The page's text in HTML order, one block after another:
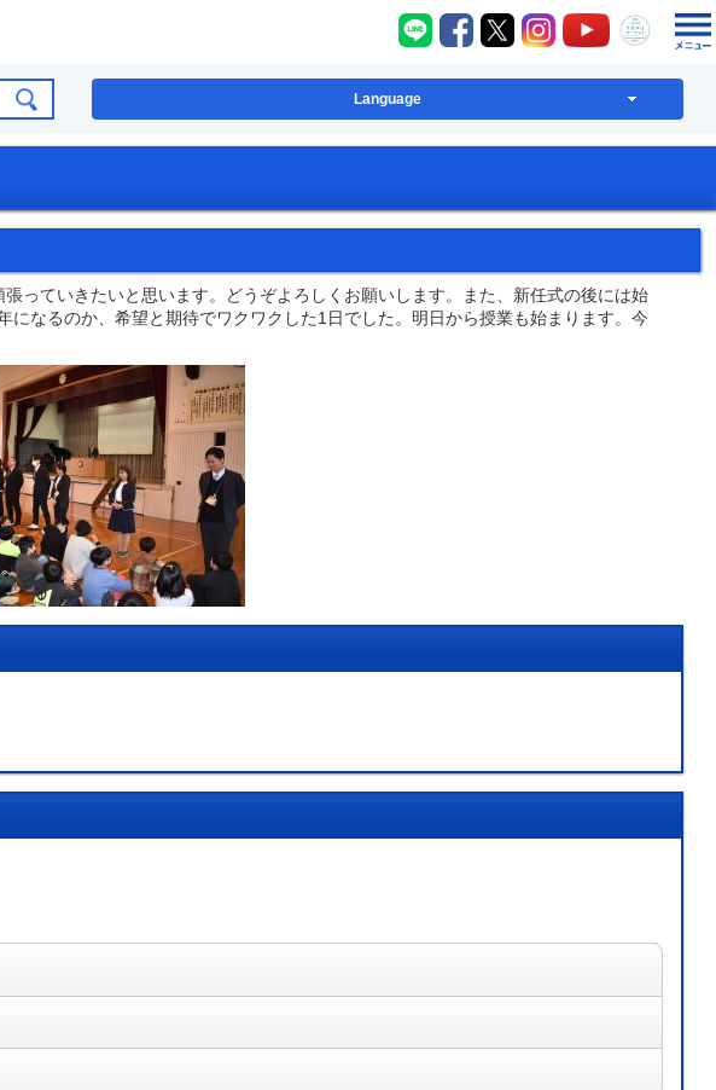
八千代町LINE
八千代町Facebook
八千代町X八千代町Instagram
八千代町八千代
Language
っていきたいと思います。どうぞよろしくお願いします。また、新任式の後には始
なるのか、希望と期待でワクワクした1日でした。明日から授業も始まります。今